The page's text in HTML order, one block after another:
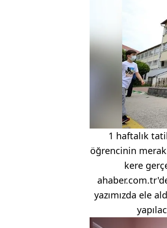
1 haftalık
öğrencinin
kere
yazımızda ele